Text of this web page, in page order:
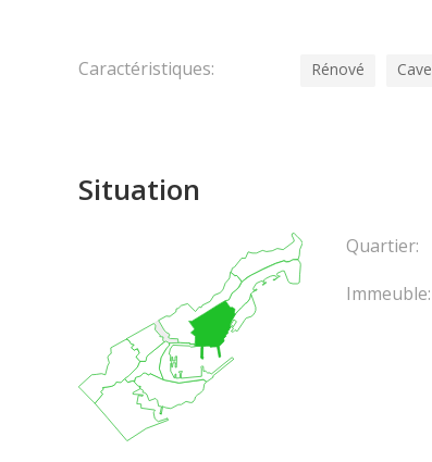
Caractéristiques: Rénové Cave
Situation
Quartier:
Immeuble: